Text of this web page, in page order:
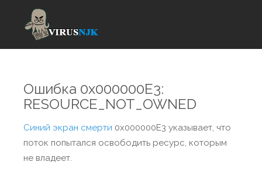
Ошибка 0x000000E3:
RESOURCE_NOT_OWNED
Синий экран смерти 0x000000E3 указывает, что
поток попытался освободить ресурс, которым
не владеет.